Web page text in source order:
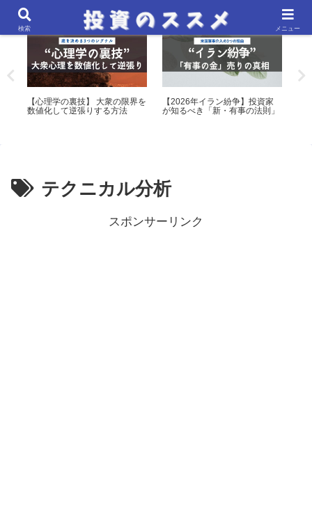
市場心理・テクニカル分析・アノマリー
【心理学の裏技】 大衆の限界を
数値化して逆張りする方法
【2026年イラン紛争】投資家
が知るべき「新・有事の法則」
テクニカル分析
スポンサーリンク
検索 メニュー